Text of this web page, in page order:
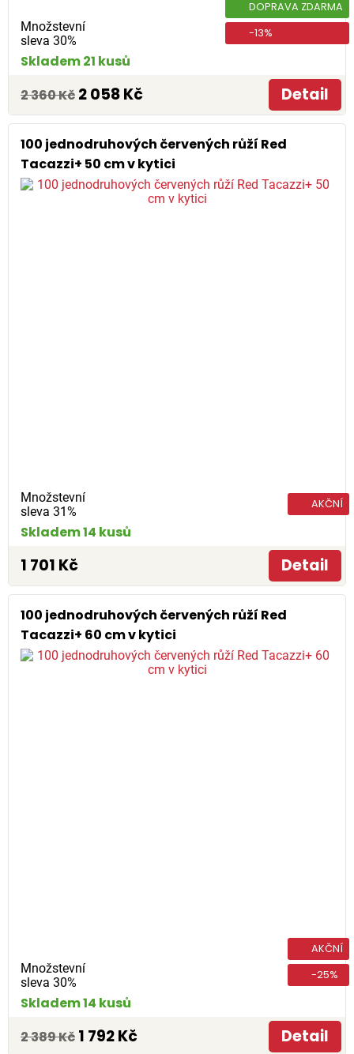
Množstevní
sleva 30%
DOPRAVA ZDARMA
-13%
Skladem 21 kusů
2 360 Kč 2 058 Kč Detail
100 jednodruhových červených růží Red
Tacazzi+ 50 cm v kytici
Množstevní
sleva 31%
AKČNÍ
Skladem 14 kusů
1 701 Kč Detail
100 jednodruhových červených růží Red
Tacazzi+ 60 cm v kytici
Množstevní
sleva 30%
AKČNÍ
-25%
Skladem 14 kusů
2 389 Kč 1 792 Kč Detail